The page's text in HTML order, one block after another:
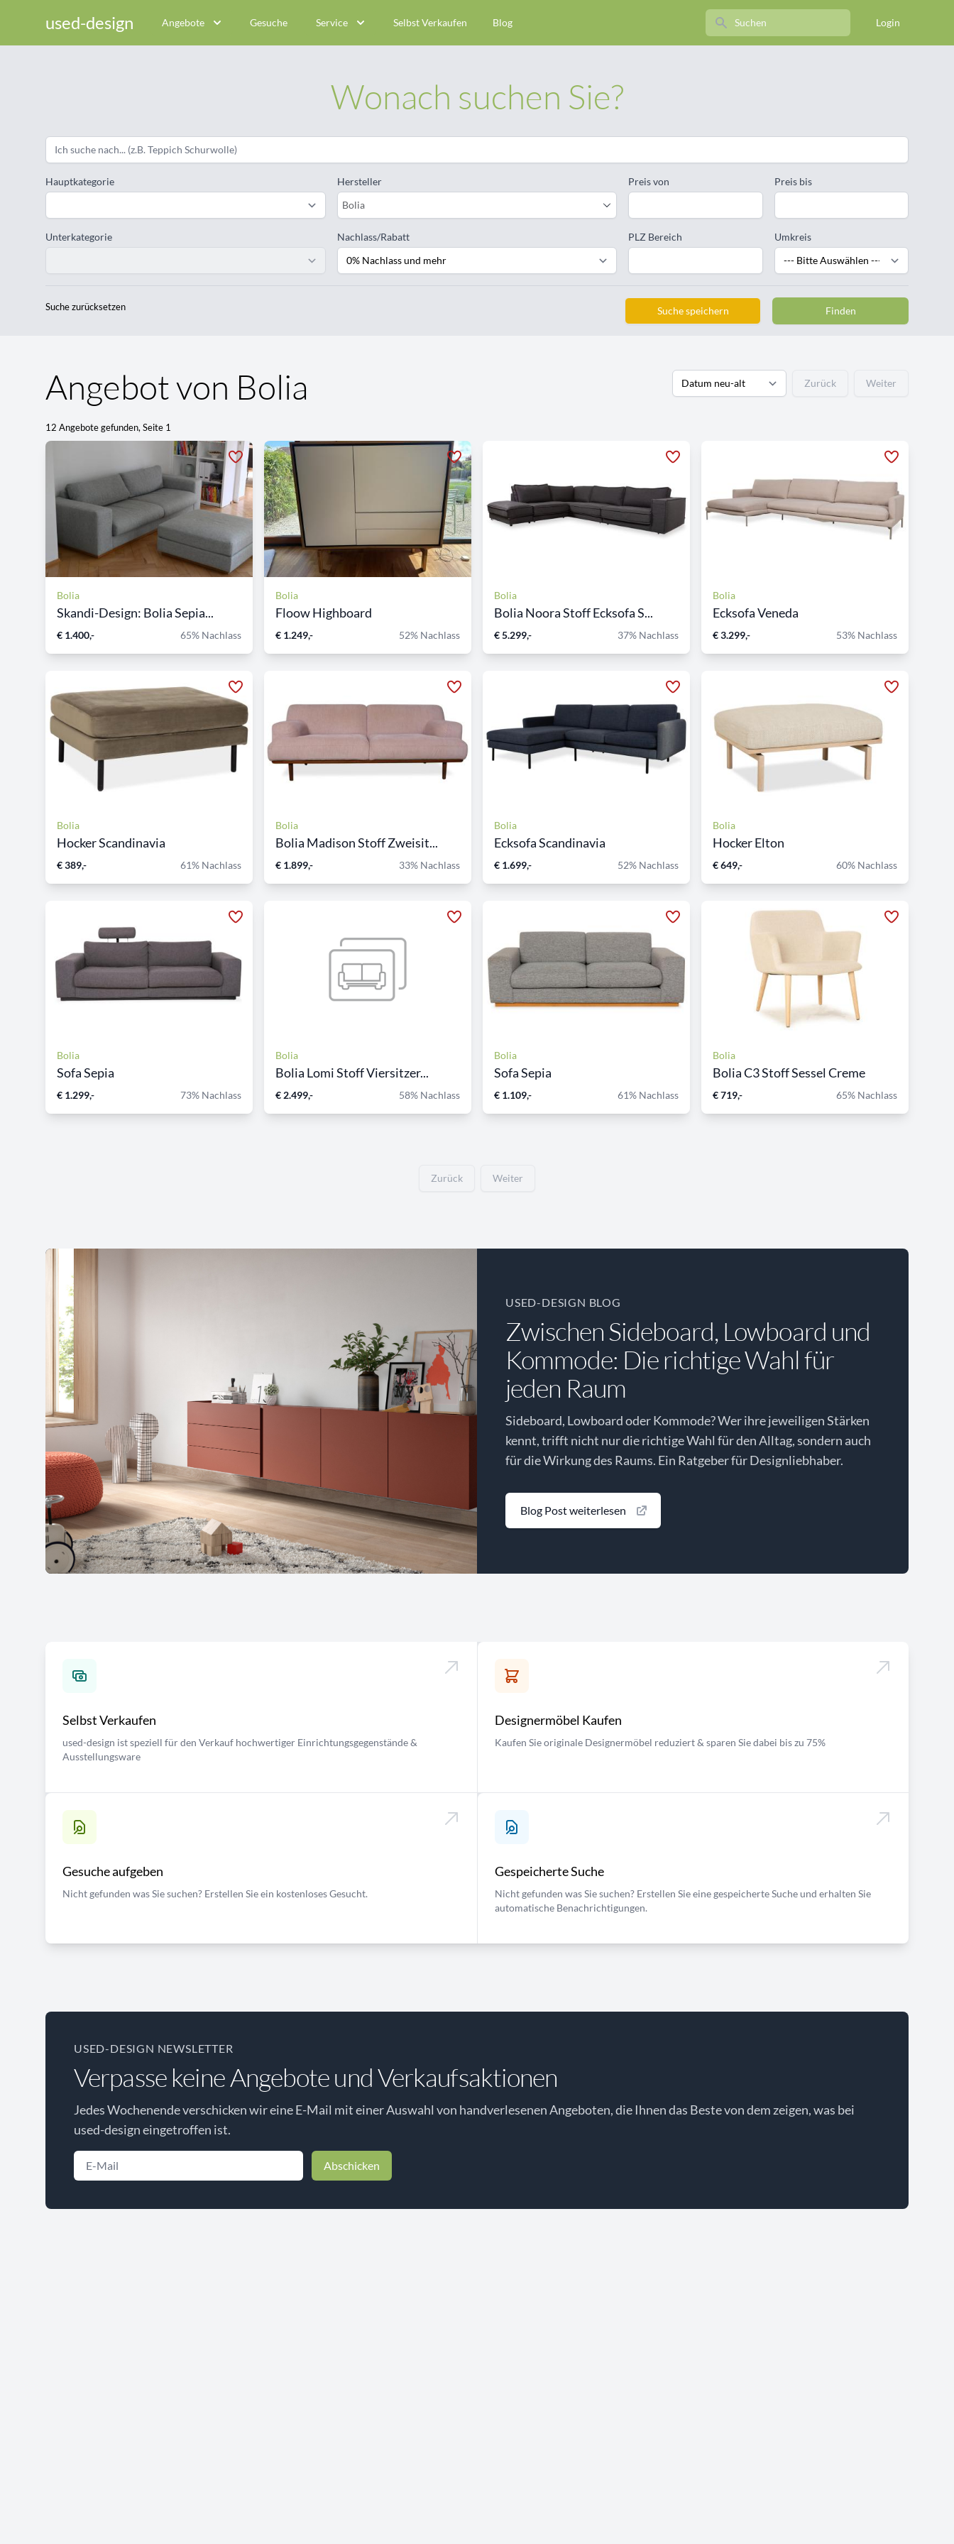
used-design Angebote Gesuche Service Selbst Verkaufen Blog Search Login
Wonach suchen Sie?
Hauptkategorie
Unterkategorie
Hersteller
Bolia
Nachlass/Rabatt
Preis von Preis bis
PLZ Bereich Umkreis
Suche zurücksetzen Suche speichern Finden
Angebot von Bolia
12 Angebote gefunden, Seite 1
Zurück Weiter
Bolia
Skandi-Design: Bolia Sepia...
€ 1.400,- 65% Nachlass
Bolia
Floow Highboard
€ 1.249,- 52% Nachlass
Bolia
Bolia Noora Stoff Ecksofa S...
€ 5.299,- 37% Nachlass
Bolia
Ecksofa Veneda
€ 3.299,- 53% Nachlass
Bolia
Hocker Scandinavia
€ 389,- 61% Nachlass
Bolia
Bolia Madison Stoff Zweisit...
€ 1.899,- 33% Nachlass
Bolia
Ecksofa Scandinavia
€ 1.699,- 52% Nachlass
Bolia
Hocker Elton
€ 649,- 60% Nachlass
Bolia
Sofa Sepia
€ 1.299,- 73% Nachlass
Bolia
Bolia Lomi Stoff Viersitzer...
€ 2.499,- 58% Nachlass
Bolia
Sofa Sepia
€ 1.109,- 61% Nachlass
Bolia
Bolia C3 Stoff Sessel Creme
€ 719,- 65% Nachlass
Zurück Weiter
USED-DESIGN BLOG
Zwischen Sideboard, Lowboard und
Kommode: Die richtige Wahl für
jeden Raum
Sideboard, Lowboard oder Kommode? Wer ihre jeweiligen Stärken
kennt, trifft nicht nur die richtige Wahl für den Alltag, sondern auch
für die Wirkung des Raums. Ein Ratgeber für Designliebhaber.
Blog Post weiterlesen
Selbst Verkaufen
used-design ist speziell für den Verkauf hochwertiger Einrichtungsgegenstände &
Ausstellungsware
Designermöbel Kaufen
Kaufen Sie originale Designermöbel reduziert & sparen Sie dabei bis zu 75%
Gesuche aufgeben
Nicht gefunden was Sie suchen? Erstellen Sie ein kostenloses Gesucht.
Gespeicherte Suche
Nicht gefunden was Sie suchen? Erstellen Sie eine gespeicherte Suche und erhalten Sie
automatische Benachrichtigungen.
USED-DESIGN NEWSLETTER
Verpasse keine Angebote und Verkaufsaktionen
Jedes Wochenende verschicken wir eine E-Mail mit einer Auswahl von handverlesenen Angeboten, die Ihnen das Beste von dem zeigen, was bei
used-design eingetroffen ist.
Abschicken